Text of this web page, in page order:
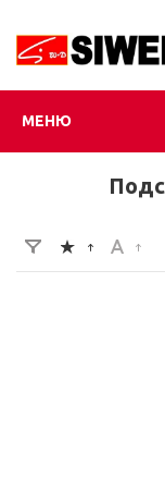
МЕНЮ